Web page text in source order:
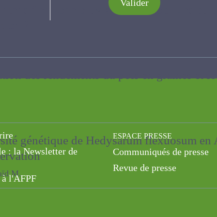
en zone pluviale au Maroc : des
des rendements du pois en graines
génétique de Hedysarum flexuosum
: la Newsletter de
l'AFPF
ESPACE PRESSE
Communiqués de presse
Revue de presse